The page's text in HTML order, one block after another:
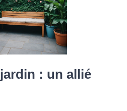
: un allié